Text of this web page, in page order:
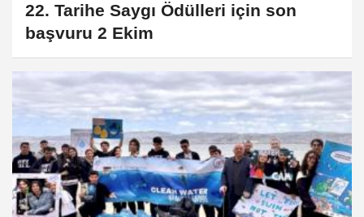
22. Tarihe Saygı Ödülleri için son
başvuru 2 Ekim